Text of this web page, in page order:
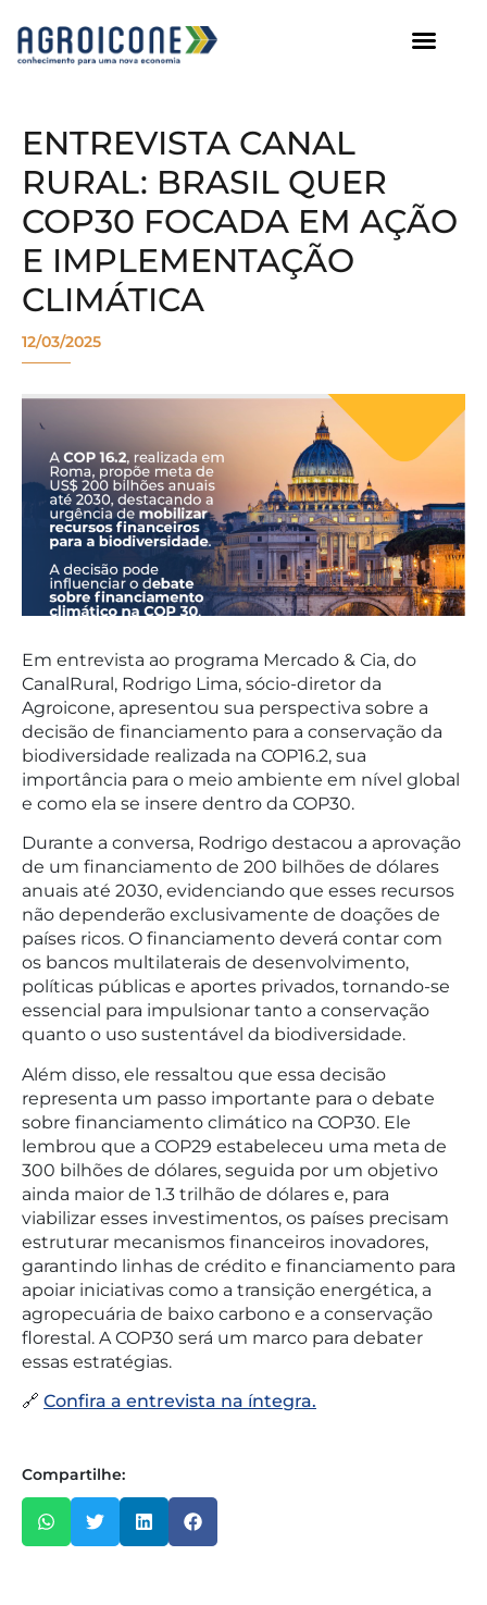
ENTREVISTA CANAL
RURAL: BRASIL QUER
COP30 FOCADA EM AÇÃO
E IMPLEMENTAÇÃO
CLIMÁTICA
12/03/2025
Em entrevista ao programa Mercado & Cia, do
CanalRural, Rodrigo Lima, sócio-diretor da
Agroicone, apresentou sua perspectiva sobre a
decisão de financiamento para a conservação da
biodiversidade realizada na COP16.2, sua
importância para o meio ambiente em nível global
e como ela se insere dentro da COP30.
Durante a conversa, Rodrigo destacou a aprovação
de um financiamento de 200 bilhões de dólares
anuais até 2030, evidenciando que esses recursos
não dependerão exclusivamente de doações de
países ricos. O financiamento deverá contar com
os bancos multilaterais de desenvolvimento,
políticas públicas e aportes privados, tornando-se
essencial para impulsionar tanto a conservação
quanto o uso sustentável da biodiversidade.
Além disso, ele ressaltou que essa decisão
representa um passo importante para o debate
sobre financiamento climático na COP30. Ele
lembrou que a COP29 estabeleceu uma meta de
300 bilhões de dólares, seguida por um objetivo
ainda maior de 1.3 trilhão de dólares e, para
viabilizar esses investimentos, os países precisam
estruturar mecanismos financeiros inovadores,
garantindo linhas de crédito e financiamento para
apoiar iniciativas como a transição energética, a
agropecuária de baixo carbono e a conservação
florestal. A COP30 será um marco para debater
essas estratégias.
🔗 Confira a entrevista na íntegra.
Compartilhe: